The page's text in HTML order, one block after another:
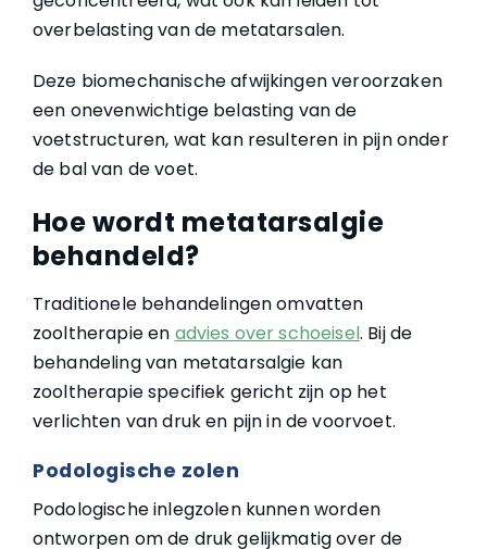
overbelasting van de metatarsalen.
Deze biomechanische afwijkingen veroorzaken
een onevenwichtige belasting van de
voetstructuren, wat kan resulteren in pijn onder
de bal van de voet.
Hoe wordt metatarsalgie
behandeld?
Traditionele behandelingen omvatten
zooltherapie en advies over schoeisel. Bij de
behandeling van metatarsalgie kan
zooltherapie specifiek gericht zijn op het
verlichten van druk en pijn in de voorvoet.
Podologische zolen
Podologische inlegzolen kunnen worden
ontworpen om de druk gelijkmatig over de